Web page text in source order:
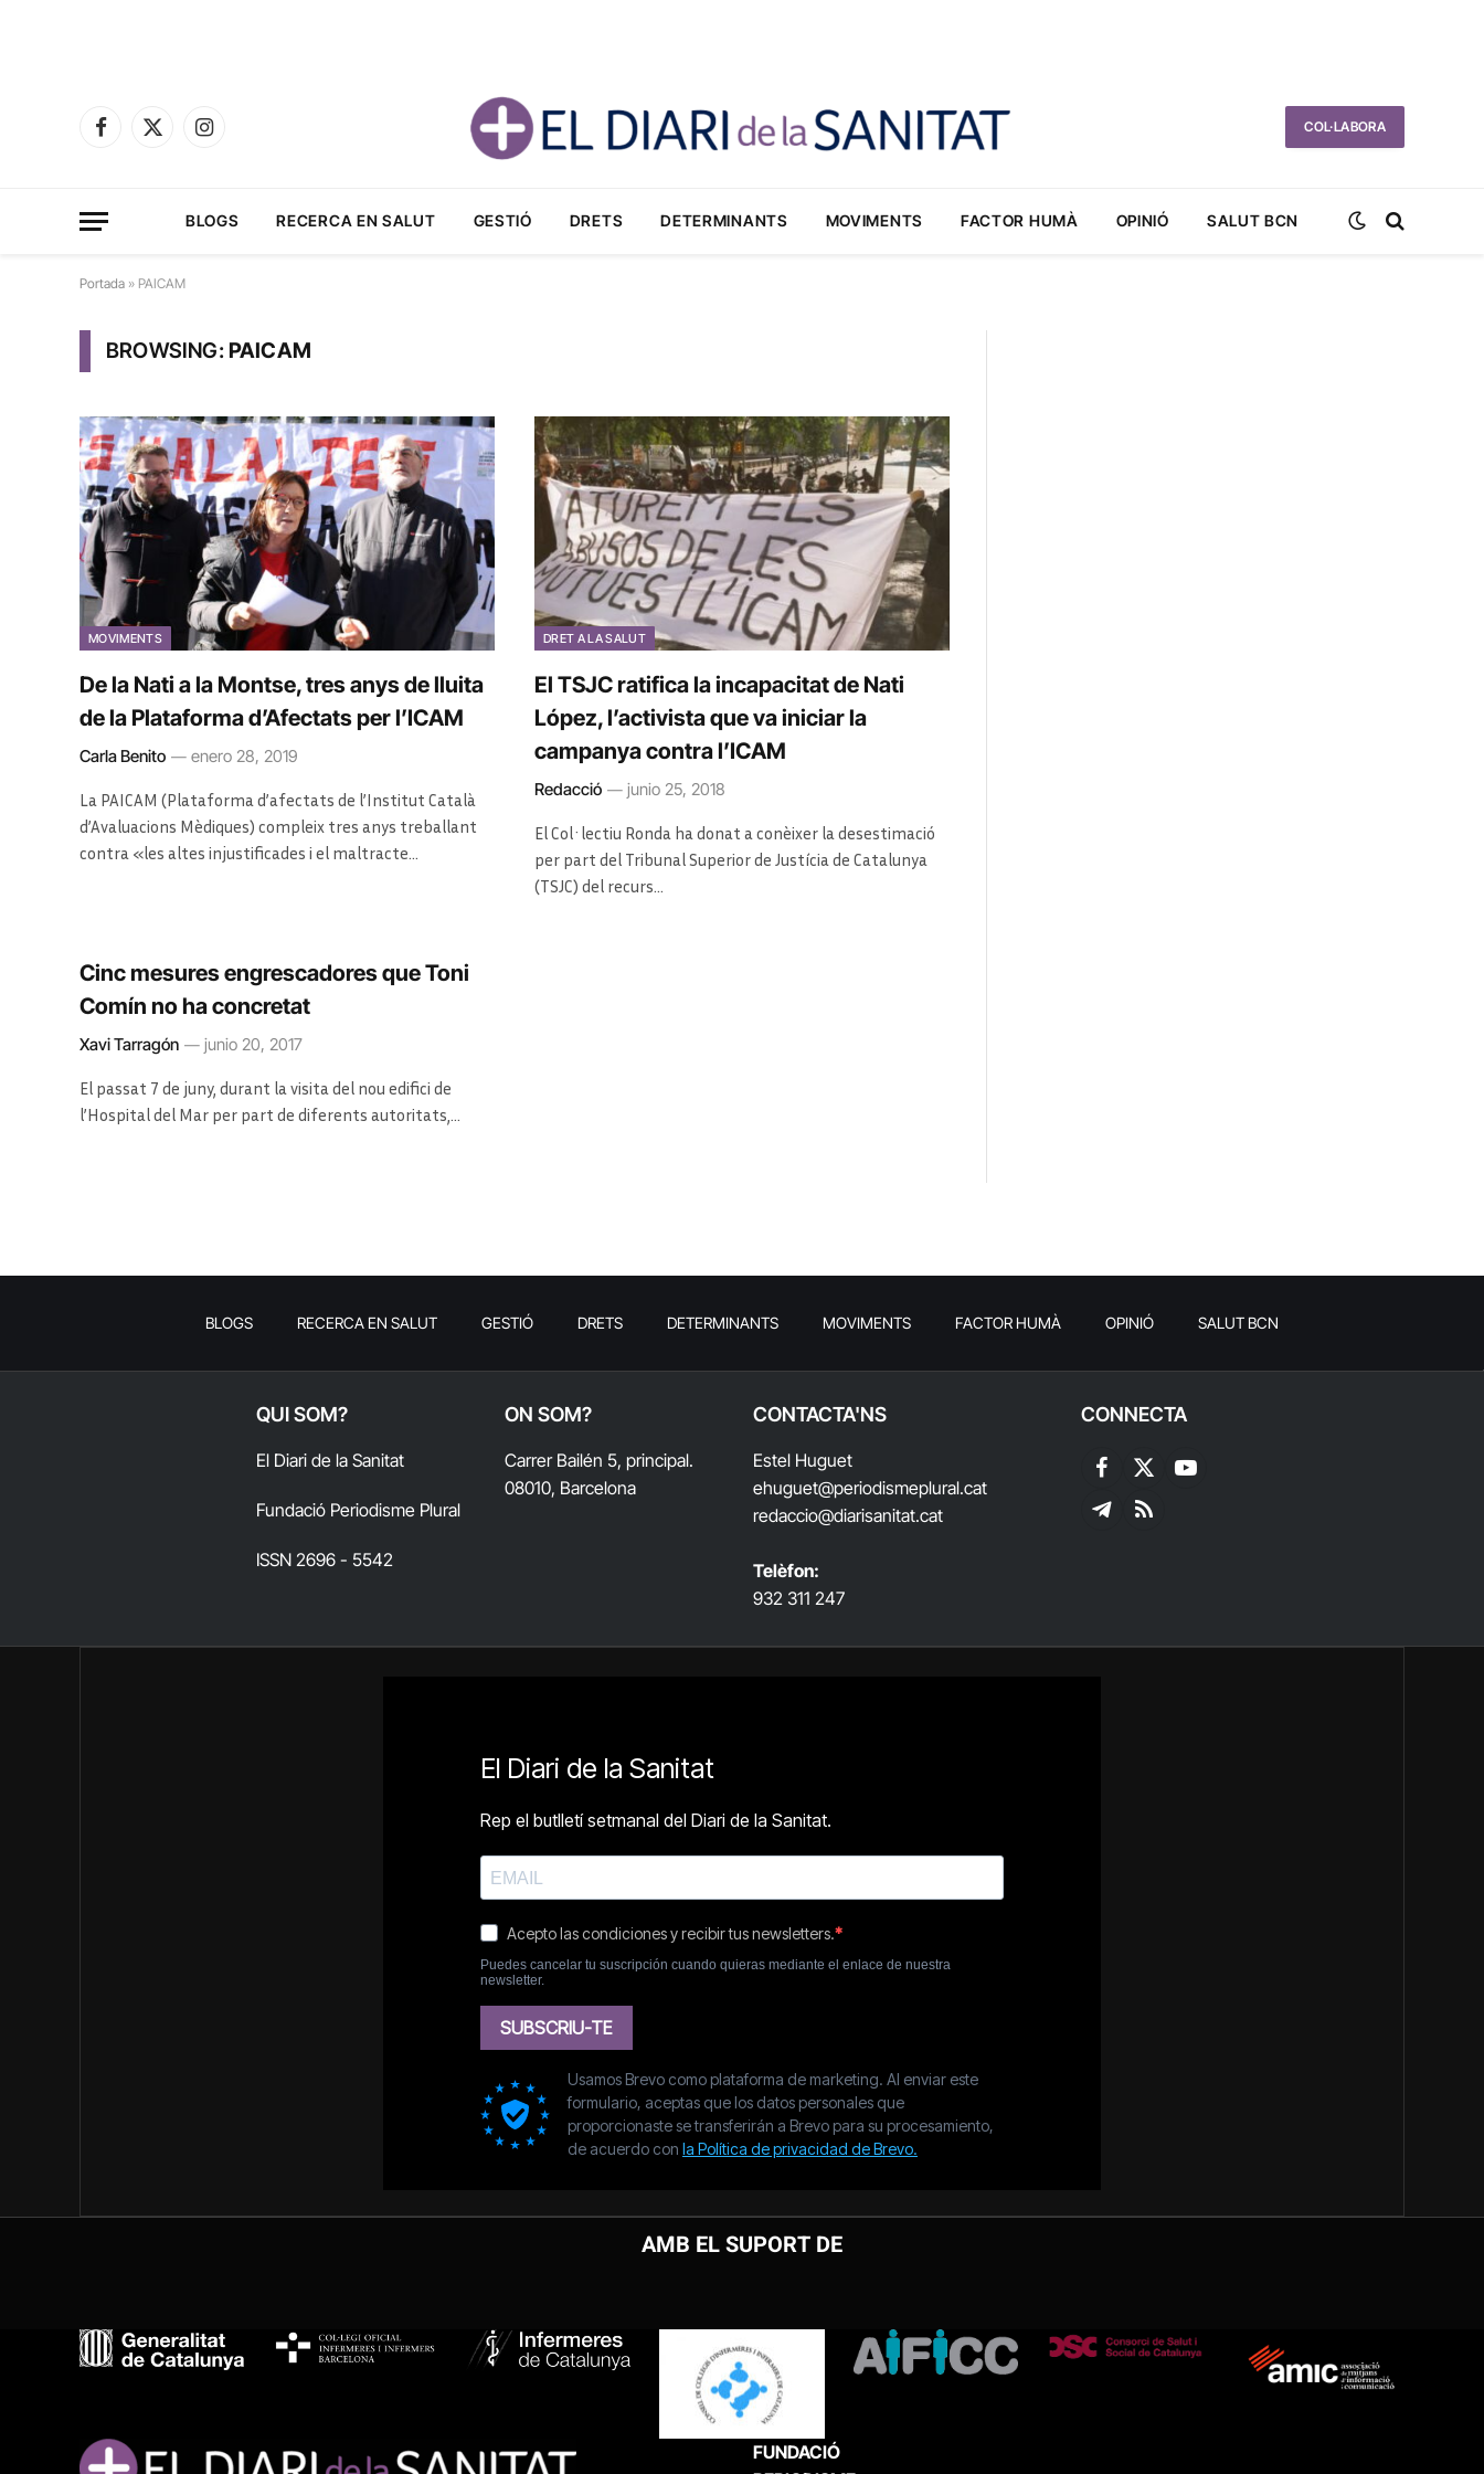
Facebook
X
Instagram
COL·LABORA
BLOGS RECERCA EN SALUT GESTIÓ DRETS DETERMINANTS MOVIMENTS FACTOR HUMÀ OPINIÓ SALUT BCN
Portada » PAICAM
BROWSING:PAICAM
MOVIMENTS
De la Nati a la Montse, tres anys de lluita
de la Plataforma d’Afectats per l’ICAM
Carla Benito enero 28, 2019
La PAICAM (Plataforma d’afectats de l’Institut Català
d’Avaluacions Mèdiques) compleix tres anys treballant
contra «les altes injustificades i el maltracte…
DRET A LA SALUT
El TSJC ratifica la incapacitat de Nati
López, l’activista que va iniciar la
campanya contra l’ICAM
Redacció junio 25, 2018
El Col·lectiu Ronda ha donat a conèixer la desestimació
per part del Tribunal Superior de Justícia de Catalunya
(TSJC) del recurs…
Cinc mesures engrescadores que Toni
Comín no ha concretat
Xavi Tarragón junio 20, 2017
El passat 7 de juny, durant la visita del nou edifici de
l’Hospital del Mar per part de diferents autoritats,…
BLOGS RECERCA EN SALUT GESTIÓ DRETS DETERMINANTS MOVIMENTS FACTOR HUMÀ OPINIÓ SALUT BCN
QUI SOM?
El Diari de la Sanitat
Fundació Periodisme Plural
ISSN 2696 - 5542
ON SOM?
Carrer Bailén 5, principal.
08010, Barcelona
CONTACTA'NS
Estel Huguet
ehuguet@periodismeplural.cat
redaccio@diarisanitat.cat
Telèfon:
932 311 247
CONNECTA
Facebook
X
(Twitter)
YouTube
TelegramRSS
AMB EL SUPORT DE
FUNDACIÓ